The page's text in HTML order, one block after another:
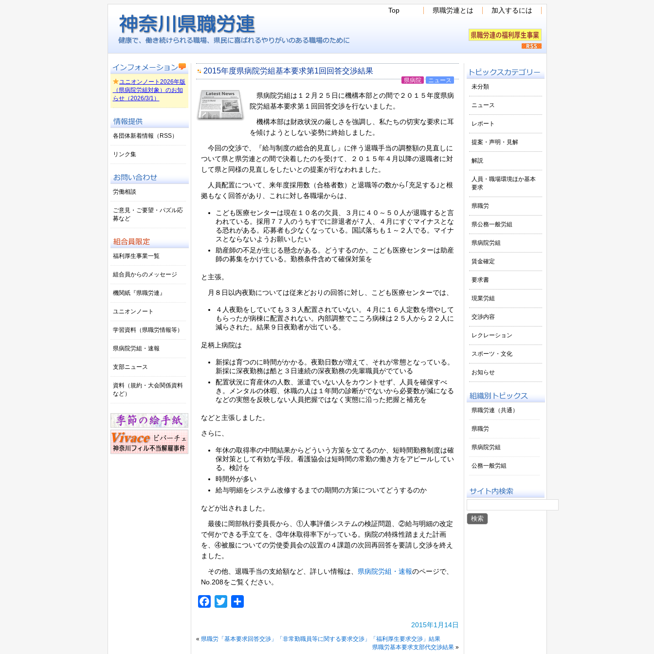
Top 県職労連とは 加入するには
2015年度県病院労組基本要求第1回回答交渉結果
県病院 ニュース
県病院労組は１２月２５日に機構本部との間で２０１５年度県病
院労組基本要求第１回回答交渉を行ないました。
機構本部は財政状況の厳しさを強調し、私たちの切実な要求に耳
を傾けようとしない姿勢に終始しました。
今回の交渉で、『給与制度の総合的見直し』に伴う退職手当の調整額の見直しに
ついて県と県労連との間で決着したのを受けて、２０１５年４月以降の退職者に対
して県と同様の見直しをしたいとの提案が行なわれました。
人員配置について、来年度採用数（合格者数）と退職等の数から｢充足する｣と根
拠もなく回答があり、これに対し各職場からは、
こども医療センターは現在１０名の欠員、３月に４０～５０人が退職すると言
われている。採用７７人のうちすでに辞退者が７人、４月にすぐマイナスとな
る恐れがある。応募者も少なくなっている。国試落ちも１～２人でる。マイナ
スとならないようお願いしたい
助産師の不足が生じる懸念がある。どうするのか。こども医療センターは助産
師の募集をかけている。勤務条件含めて確保対策を
と主張。
月８日以内夜勤については従来どおりの回答に対し、こども医療センターでは、
４人夜勤をしていても３３人配置されていない。４月に１６人定数を増やして
もらったが病棟に配置されない。内部調整でこころ病棟は２５人から２２人に
減らされた。結果９日夜勤者が出ている。
足柄上病院は
新採は育つのに時間がかかる。夜勤日数が増えて、それが常態となっている。
新採に深夜勤務は酷と３日連続の深夜勤務の先輩職員がでている
配置状況に育産休の人数、派遣でいない人をカウントせず、人員を確保すべ
き。メンタルの休暇、休職の人は１年間の診断がでないから必要数が減になる
などの実態を反映しない人員把握ではなく実態に沿った把握と補充を
などと主張しました。
さらに、
年休の取得率の中間結果からどういう方策を立てるのか、短時間勤務制度は確
保対策として有効な手段。看護協会は短時間の常勤の働き方をアピールしてい
る。検討を
時間外が多い
給与明細をシステム改修するまでの期間の方策についてどうするのか
などが出されました。
最後に岡部執行委員長から、①人事評価システムの検証問題、②給与明細の改定
で何かできる手立てを、③年休取得率下がっている。病院の特殊性踏まえた計画
を、④被服についての労使委員会の設置の４課題の次回再回答を要請し交渉を終え
ました。
その他、退職手当の支給額など、詳しい情報は、 県病院労組・速報のページで、
No.208をご覧ください。
Facebook
Twitter
2015年1月14日
« 県職労「基本要求回答交渉」「非常勤職員等に関する要求交渉」「福利厚生要求交渉」結果
県職労基本要求支部代交渉結果»
ユニオンノート2026年版
（県病院労組対象）のお知
らせ（2026/3/1）
各団体新着情報（RSS）
リンク集
労働相談
ご意見・ご要望・パズル応
募など
福利厚生事業一覧
組合員からのメッセージ
機関紙『県職労連』
ユニオンノート
学習資料（県職労情報等）
県病院労組・速報
支部ニュース
資料（規約・大会関係資料
など）
未分類
ニュース
レポート
提案・声明・見解
解説
人員・職場環境ほか基本
要求
県職労
県公務一般労組
県病院労組
賃金確定
要求書
現業労組
交渉内容
レクレーション
スポーツ・文化
お知らせ
県職労連（共通）
県職労
県病院労組
公務一般労組